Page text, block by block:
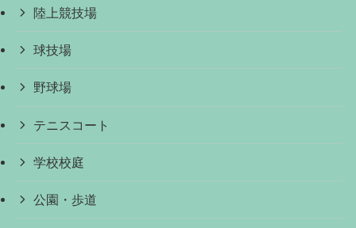
陸上競技場
球技場
野球場
テニスコート
学校校庭
公園・歩道